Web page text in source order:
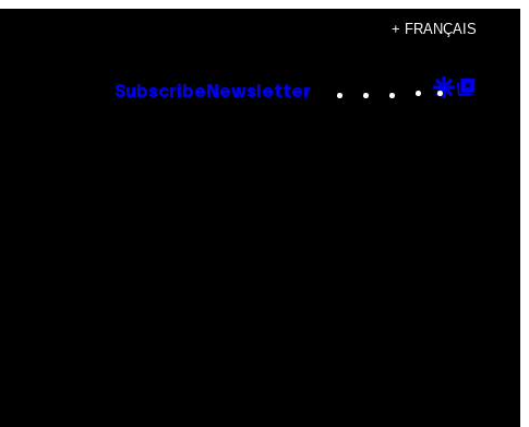
+ FRANÇAIS
Subscribe Newsletter Instagram
TikTok
YouTube
Google